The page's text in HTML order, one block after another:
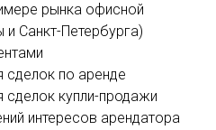
рынка офисной
Санкт-Петербурга)
сделок по аренде
сделок купли-продажи
интересов арендатора